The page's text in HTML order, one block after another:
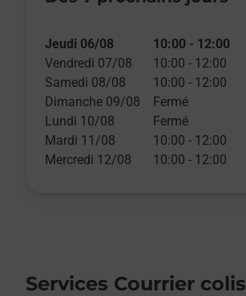
Jeudi 06/08 10:00 - 12:00
Vendredi 07/08
10:00 - 12:00
Samedi 08/08
10:00 - 12:00
Dimanche 09/08
Fermé
Lundi 10/08
Fermé
Mardi 11/08
10:00 - 12:00
Mercredi 12/08
10:00 - 12:00
Services Courrier colis